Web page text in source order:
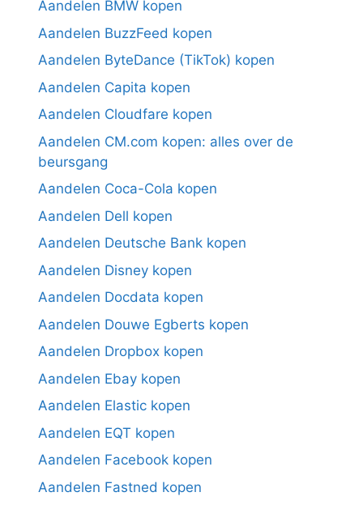
Aandelen BMW kopen
Aandelen BuzzFeed kopen
Aandelen ByteDance (TikTok) kopen
Aandelen Capita kopen
Aandelen Cloudfare kopen
Aandelen CM.com kopen: alles over de
beursgang
Aandelen Coca-Cola kopen
Aandelen Dell kopen
Aandelen Deutsche Bank kopen
Aandelen Disney kopen
Aandelen Docdata kopen
Aandelen Douwe Egberts kopen
Aandelen Dropbox kopen
Aandelen Ebay kopen
Aandelen Elastic kopen
Aandelen EQT kopen
Aandelen Facebook kopen
Aandelen Fastned kopen